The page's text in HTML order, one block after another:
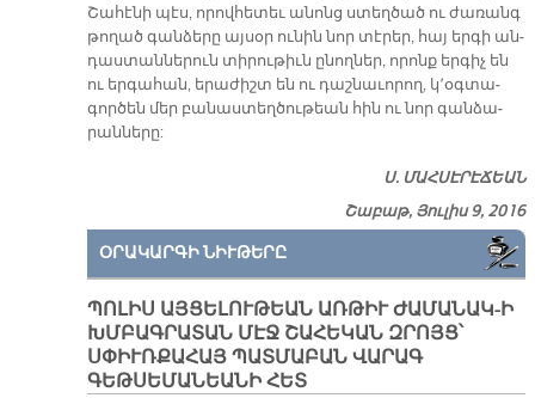
Շա­հէ­նի պէս, ո­րով­հե­տեւ ա­նոնց ստեղ­ծած ու ժա­ռանգ
թո­ղած գան­ձե­րը այ­սօր ու­նին նոր տէ­րեր, հայ եր­գի ան­
դաս­տան­նե­րուն տի­րու­թիւն ը­նող­ներ, ո­րոնք եր­գիչ են
ու եր­գա­հան, ե­րա­ժիշտ են ու դաշ­նա­ւո­րող, կ՚օգ­տա­
գոր­ծեն մեր բա­նաս­տեղ­ծու­թեան հին ու նոր գան­ձա­
րան­նե­րը:
Ս. ՄԱՀ­ՍԷ­ՐԷ­ՃԵԱՆ
Շաբաթ, Յուլիս 9, 2016
ՕՐԱԿԱՐԳԻ ՆԻՒԹԵՐԸ
ՊՈԼԻՍ ԱՅՑԵԼՈՒԹԵԱՆ ԱՌԹԻՒ ԺԱՄԱՆԱԿ-Ի
ԽՄԲԱԳՐԱՏԱՆ ՄԷՋ ՇԱՀԵԿԱՆ ԶՐՈՅՑ՝
ՍՓԻՒՌՔԱՀԱՅ ՊԱՏՄԱԲԱՆ ՎԱՐԱԳ
ԳԵԹՍԵՄԱՆԵԱՆԻ ՀԵՏ